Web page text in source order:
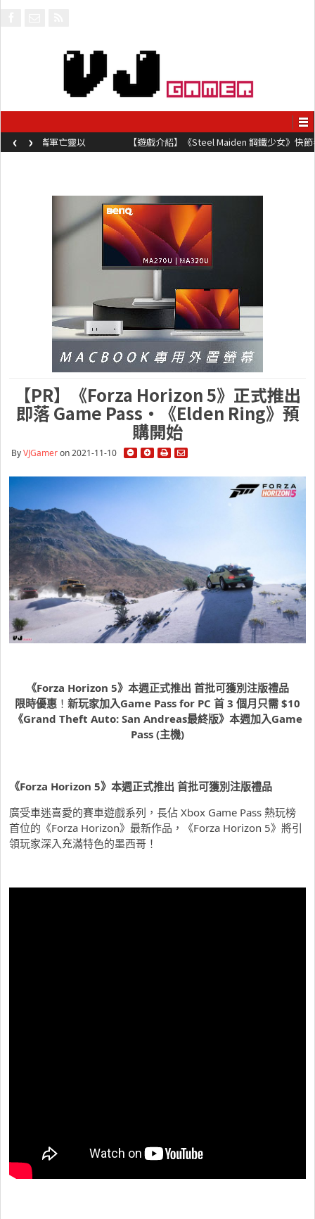
【遊戲介紹】《Steel Maiden 鋼鐵少女》快節奏肉鴿砍殺遊戲 只靠
兩鍵操作動作極致流暢試玩上架中
‹ ›
【PR】《Forza Horizon 5》正式推出
即落 Game Pass・《Elden Ring》預
購開始
ByVJGameron 2021-11-10
《Forza Horizon 5》本週正式推出 首批可獲別注版禮品
限時優惠 ！ 新玩家加入Game Pass for PC 首 3 個月只需 $10
《Grand Theft Auto: San Andreas最終版》本週加入Game
Pass (主機)
《Forza Horizon 5》本週正式推出 首批可獲別注版禮品
廣受車迷喜愛的賽車遊戲系列，長佔 Xbox Game Pass 熱玩榜
首位的《Forza Horizon》最新作品，《Forza Horizon 5》將引
領玩家深入充滿特色的墨西哥！